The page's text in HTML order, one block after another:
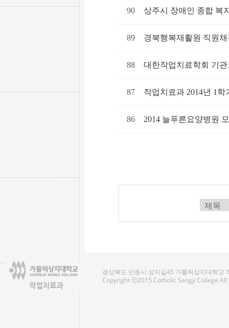
90 상주시 장애인 종합 복
89 경북행복재활원 직원
88 대한작업치료학회 기
87 작업치료과 2014년 1
86 2014 늘푸른요양병원
경상북도 안동시 상지길45 가톨릭상지대학교
Copyright ⓒ2015 Cotholic Sangji College